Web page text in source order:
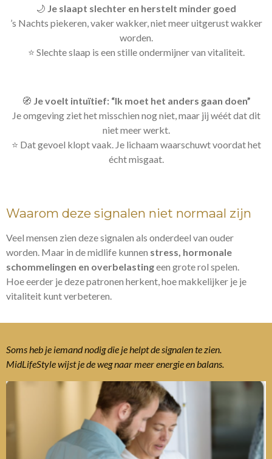
🌙 Je slaapt slechter en herstelt minder goed
’s Nachts piekeren, vaker wakker, niet meer uitgerust wakker
worden.
⭐️ Slechte slaap is een stille ondermijner van vitaliteit.
🧭 Je voelt intuïtief: “Ik moet het anders gaan doen”
Je omgeving ziet het misschien nog niet, maar jij wéét dat dit
niet meer werkt.
⭐️ Dat gevoel klopt vaak. Je lichaam waarschuwt voordat het
écht misgaat.
Waarom deze signalen niet normaal zijn
Veel mensen zien deze signalen als onderdeel van ouder
worden. Maar in de midlife kunnen stress, hormonale
schommelingen en overbelastingeen grote rol spelen.
Hoe eerder je deze patronen herkent, hoe makkelijker je je
vitaliteit kunt verbeteren.
Soms heb je iemand nodig die je helpt de signalen te zien.
MidLifeStyle wijst je de weg naar meer energie en balans.